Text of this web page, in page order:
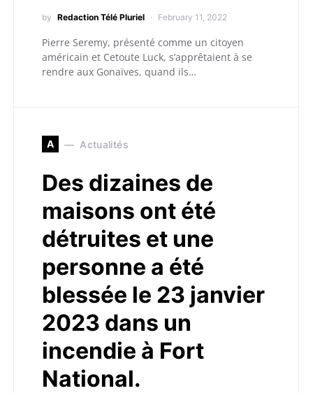
by Redaction Télé Pluriel February 11, 2022
Pierre Seremy, présenté comme un citoyen
américain et Cetoute Luck, s’apprêtaient à se
rendre aux Gonaïves, quand ils…
A Actualités
Des dizaines de
maisons ont été
détruites et une
personne a été
blessée le 23 janvier
2023 dans un
incendie à Fort
National.